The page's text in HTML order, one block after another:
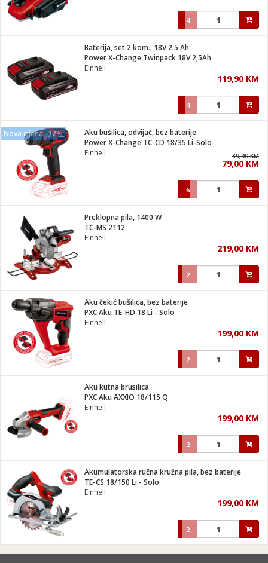
4
Baterija, set 2 kom., 18V 2.5 Ah
Power X-Change Twinpack 18V 2,5Ah
Einhell
119,90 KM
4
Nova cijena -12%
Aku bušilica, odvijač, bez baterije
Power X-Change TC-CD 18/35 Li-Solo
Einhell
89,90 KM
79,00 KM
6
Preklopna pila, 1400 W
TC-MS 2112
Einhell
219,00 KM
2
Aku čekić bušilica, bez baterije
PXC Aku TE-HD 18 Li - Solo
Einhell
199,00 KM
2
Aku kutna brusilica
PXC Aku AXXIO 18/115 Q
Einhell
199,00 KM
2
Akumulatorska ručna kružna pila, bez baterije
TE-CS 18/150 Li - Solo
Einhell
199,00 KM
2